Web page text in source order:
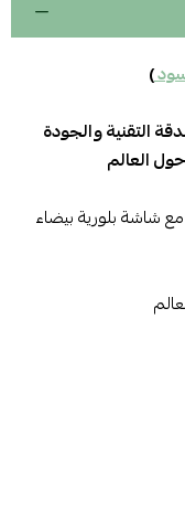
)
التقنية والجودة
العالم
شاشة بلورية بيضاء